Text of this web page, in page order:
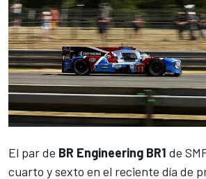
El par de BR Engineering BR1 de
cuarto y sexto en el reciente día de